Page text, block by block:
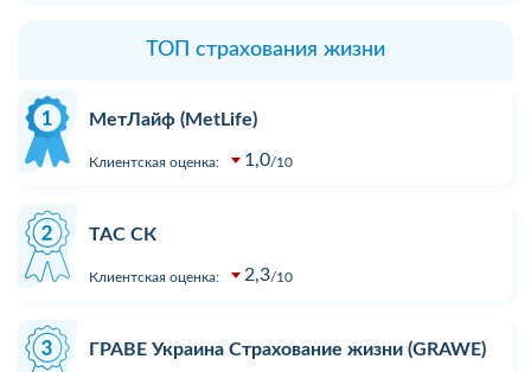
ТОП страхования жизни
МетЛайф (MetLife)
Клиентская оценка: 1,0 10
ТАС СК
Клиентская оценка: 2,3 10
ГРАВЕ Украина Страхование жизни (GRAWE)